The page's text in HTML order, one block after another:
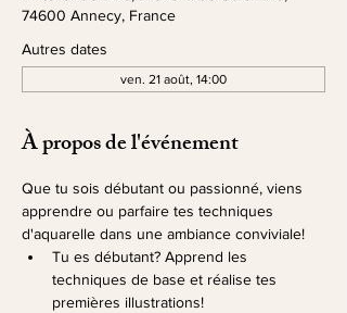
74600 Annecy, France
Autres dates
ven. 21 août, 14:00
À propos de l'événement
Que tu sois débutant ou passionné, viens
apprendre ou parfaire tes techniques
d'aquarelle dans une ambiance conviviale!
Tu es débutant? Apprend les
techniques de base et réalise tes
premières illustrations!